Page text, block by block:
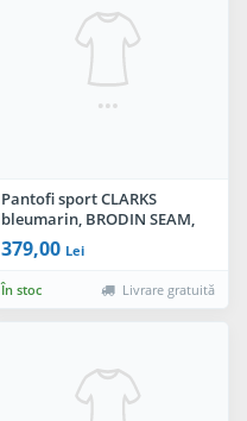
Pantofi sport CLARKS
bleumarin, BRODIN SEAM,
din piele naturala
379,00 Lei
În stoc Livrare gratuită